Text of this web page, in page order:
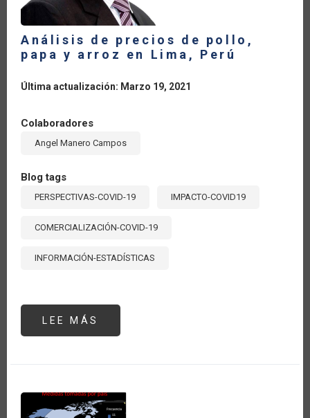
Análisis de precios de pollo,
papa y arroz en Lima, Perú
Última actualización: Marzo 19, 2021
Colaboradores
Angel Manero Campos
Blog tags
PERSPECTIVAS-COVID-19 IMPACTO-COVID19
COMERCIALIZACIÓN-COVID-19
INFORMACIÓN-ESTADÍSTICAS
LEE MÁS
DE
ARROZ
EN